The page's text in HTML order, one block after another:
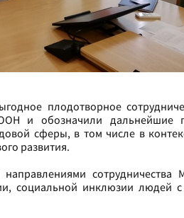
плодотворное
и обозначили дальнейшие
сферы, в том числе в
развития.
сотрудничества
социальной инклюзии людей с